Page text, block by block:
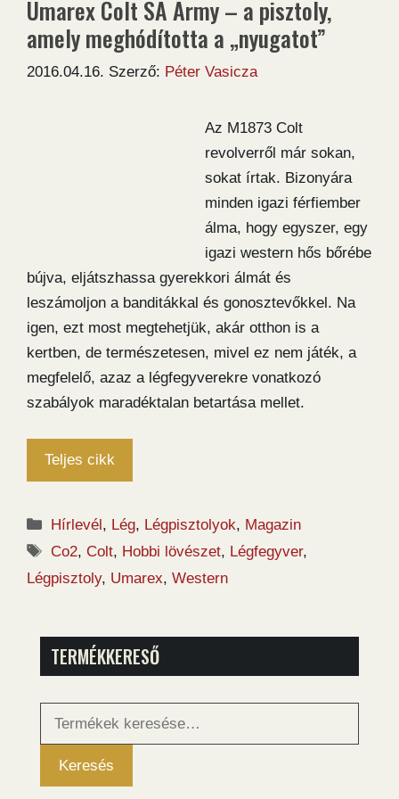
Umarex Colt SA Army – a pisztoly,
amely meghódította a „nyugatot”
2016.04.16. Szerző: Péter Vasicza
Az M1873 Colt
revolverről már sokan,
sokat írtak. Bizonyára
minden igazi férfiember
álma, hogy egyszer, egy
igazi western hős bőrébe
bújva, eljátszhassa gyerekkori álmát és
leszámoljon a banditákkal és gonosztevőkkel. Na
igen, ezt most megtehetjük, akár otthon is a
kertben, de természetesen, mivel ez nem játék, a
megfelelő, azaz a légfegyverekre vonatkozó
szabályok maradéktalan betartása mellet.
Teljes cikk
Kategória
Hírlevél, Lég, Légpisztolyok, Magazin
Címkék
Co2, Colt, Hobbi lövészet, Légfegyver,
Légpisztoly, Umarex, Western
TERMÉKKERESŐ
Keresés
Keresés